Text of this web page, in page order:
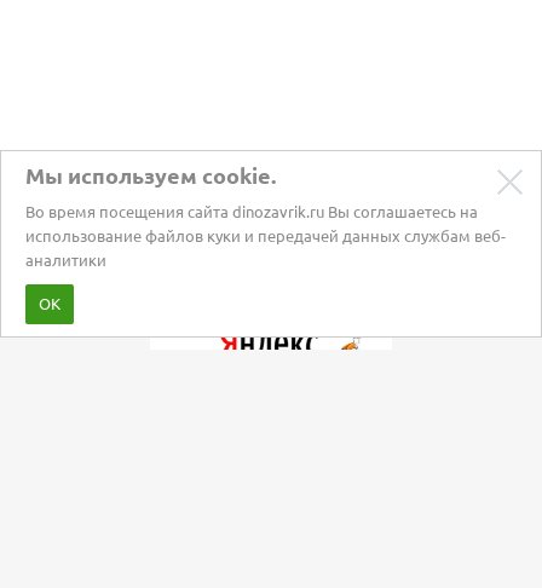
Мы используем cookie.
Во время посещения сайта dinozavrik.ru Вы соглашаетесь на
использование файлов куки и передачей данных службам веб-
аналитики
ОК